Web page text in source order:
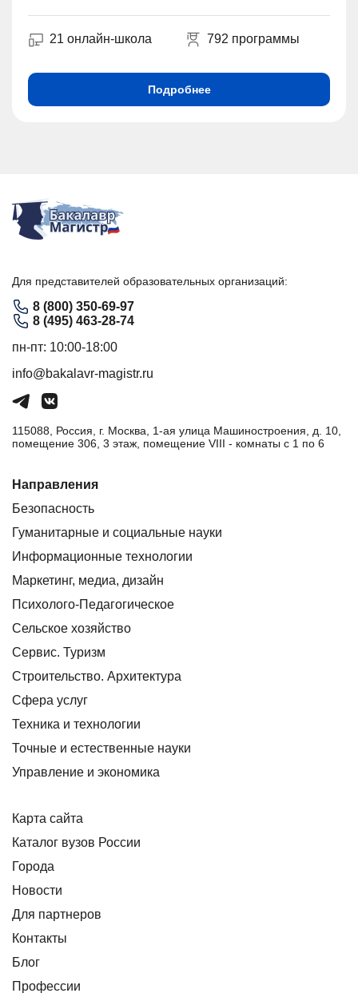
21 онлайн-школа 792 программы
Подробнее
Для представителей образовательных организаций:
8 (800) 350-69-97
8 (495) 463-28-74
пн-пт: 10:00-18:00
info@bakalavr-magistr.ru
115088, Россия, г. Москва, 1-ая улица Машиностроения, д. 10,
помещение 306, 3 этаж, помещение VIII - комнаты с 1 по 6
Направления
Безопасность
Гуманитарные и социальные науки
Информационные технологии
Маркетинг, медиа, дизайн
Психолого-Педагогическое
Сельское хозяйство
Сервис. Туризм
Строительство. Архитектура
Сфера услуг
Техника и технологии
Точные и естественные науки
Управление и экономика
Карта сайта
Каталог вузов России
Города
Новости
Для партнеров
Контакты
Блог
Профессии